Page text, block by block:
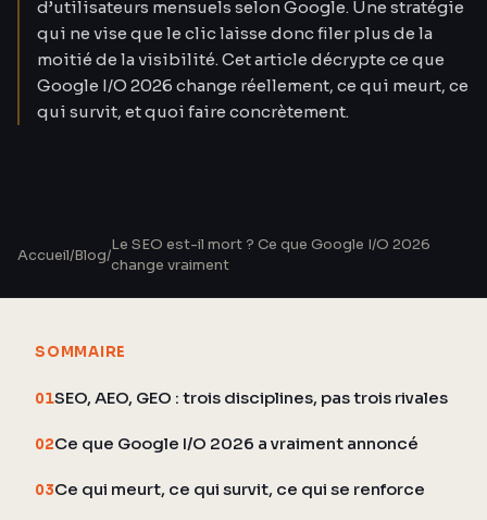
d’utilisateurs mensuels selon Google. Une stratégie
qui ne vise que le clic laisse donc filer plus de la
moitié de la visibilité. Cet article décrypte ce que
Google I/O 2026 change réellement, ce qui meurt, ce
qui survit, et quoi faire concrètement.
Accueil/Blog/
Le SEO est-il mort ? Ce que Google I/O 2026
change vraiment
SOMMAIRE
01SEO, AEO, GEO : trois disciplines, pas trois rivales
02Ce que Google I/O 2026 a vraiment annoncé
03Ce qui meurt, ce qui survit, ce qui se renforce